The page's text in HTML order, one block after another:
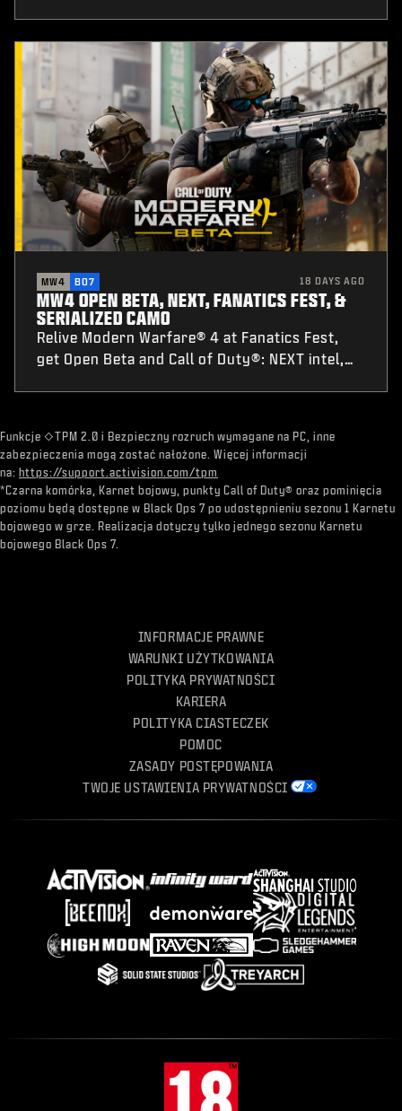
MW4 BO7 18 DAYS AGO
MW4 OPEN BETA, NEXT, FANATICS FEST, &
SERIALIZED CAMO
Relive Modern Warfare® 4 at Fanatics Fest,
get Open Beta and Call of Duty®: NEXT intel,
​Funkcje ◇TPM 2.0 i Bezpieczny rozruch wymagane na PC, inne
zabezpieczenia mogą zostać nałożone. Więcej informacji
na: https://support.activision.com/tpm
*Czarna komórka, Karnet bojowy, punkty Call of Duty® oraz pominięcia
poziomu będą dostępne w Black Ops 7 po udostępnieniu sezonu 1 Karnetu
bojowego w grze. Realizacja dotyczy tylko jednego sezonu Karnetu
bojowego Black Ops 7.
INFORMACJE PRAWNE
WARUNKI UŻYTKOWANIA
POLITYKA PRYWATNOŚCI
KARIERA
POLITYKA CIASTECZEK
POMOC
ZASADY POSTĘPOWANIA
TWOJE USTAWIENIA PRYWATNOŚCI